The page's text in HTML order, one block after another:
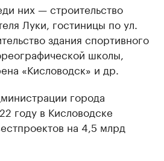
них — строительство
Луки, гостиницы по ул.
здания спортивного
школы,
«Кисловодск» и др.
города
году в Кисловодске
на 4,5 млрд